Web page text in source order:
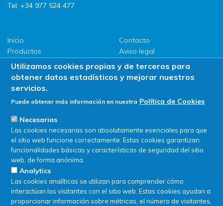
Tel. +34 977 524 477
Inicio
Productos
LLG
Promociones
ServiSAT
Contacto
Aviso legal
Política de privacidad
Política de Cookies
Buscar en tienda
Utilizamos cookies propias y de terceros para
obtener datos estadísticos y mejorar nuestros
servicios.
Puede obtener más información en nuestra Política de Cookies
Necesarias
Las cookies necesarias son absolutamente esenciales para que
el sitio web funcione correctamente. Estas cookies garantizan
funcionalidades básicas y características de seguridad del sitio
web, de forma anónima.
Analytics
Las cookies analíticas se utilizan para comprender cómo
interactúan los visitantes con el sitio web. Estas cookies ayudan a
proporcionar información sobre métricas, el número de visitantes,